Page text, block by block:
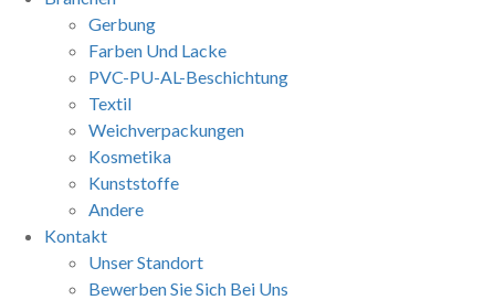
Gerbung
Farben Und Lacke
PVC-PU-AL-Beschichtung
Textil
Weichverpackungen
Kosmetika
Kunststoffe
Andere
Kontakt
Unser Standort
Bewerben Sie Sich Bei Uns